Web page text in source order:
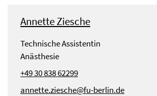
Annette Ziesche
Technische Assistentin
Anästhesie
+49 30 838 62299
annette.ziesche@fu-berlin.de